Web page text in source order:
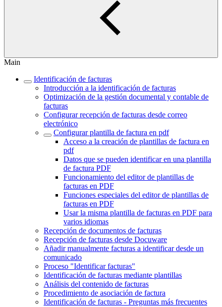
Main
Identificación de facturas
Introducción a la identificación de facturas
Optimización de la gestión documental y contable de
facturas
Configurar recepción de facturas desde correo
electrónico
Configurar plantilla de factura en pdf
Acceso a la creación de plantillas de factura en
pdf
Datos que se pueden identificar en una plantilla
de factura PDF
Funcionamiento del editor de plantillas de
facturas en PDF
Funciones especiales del editor de plantillas de
facturas en PDF
Usar la misma plantilla de facturas en PDF para
varios idiomas
Recepción de documentos de facturas
Recepción de facturas desde Docuware
Añadir manualmente facturas a identificar desde un
comunicado
Proceso "Identificar facturas"
Identificación de facturas mediante plantillas
Análisis del contenido de facturas
Procedimiento de asociación de factura
Identificación de facturas - Preguntas más frecuentes